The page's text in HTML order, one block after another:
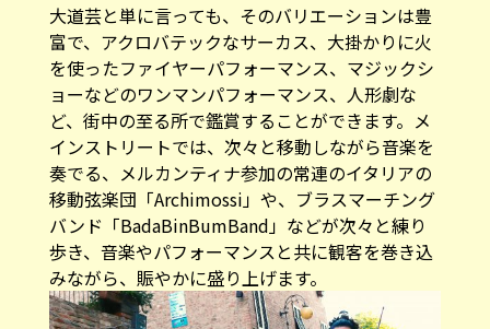
大道芸と単に言っても、そのバリエーションは豊
富で、アクロバテックなサーカス、大掛かりに火
を使ったファイヤーパフォーマンス、マジックシ
ョーなどのワンマンパフォーマンス、人形劇な
ど、街中の至る所で鑑賞することができます。メ
インストリートでは、次々と移動しながら音楽を
奏でる、メルカンティナ参加の常連のイタリアの
移動弦楽団「Archimossi 」や、ブラスマーチング
バンド「BadaBinBumBand 」などが次々と練り
歩き、音楽やパフォーマンスと共に観客を巻き込
みながら、賑やかに盛り上げます。